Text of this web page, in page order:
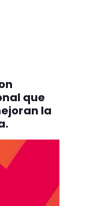
que
la